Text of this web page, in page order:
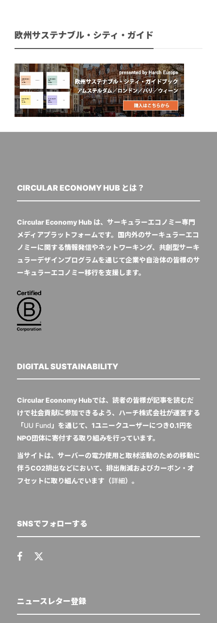
欧州サステナブル・シティ・ガイド
CIRCULAR ECONOMY HUB とは？
Circular Economy Hub は、サーキュラーエコノミー専門
メディアプラットフォームです。国内外のサーキュラーエコ
ノミーに関する情報発信やネットワーキング、共創型サーキ
ュラーデザインプログラムを通じて企業や自治体の皆様のサ
ーキュラーエコノミー移行を支援します。
DIGITAL SUSTAINABILITY
Circular Economy Hubでは、読者の皆様が記事を読むだ
けで社会貢献に参加できるよう、ハーチ株式会社が運営する
「UU Fund 」を通じて、1ユニークユーザーにつき0.1円を
NPO団体に寄付する取り組みを行っています。
当サイトは、サーバーの電力使用と取材活動のための移動に
伴うCO2排出などにおいて、排出削減およびカーボン・オ
フセットに取り組んでいます（詳細）。
SNSでフォローする
ニュースレター登録